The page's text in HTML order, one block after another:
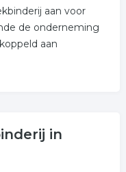
aan voor
de onderneming
aan
in